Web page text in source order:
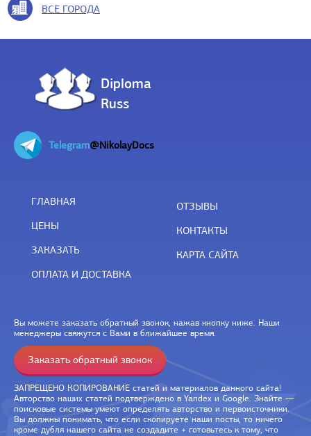
ВСЕ ГОРОДА
Diploma
Russ
Telegram@NikolayDocs
ГЛАВНАЯ
ЦЕНЫ
ЗАКАЗАТЬ
ОПЛАТА И ДОСТАВКА
ОТЗЫВЫ
КОНТАКТЫ
КАРТА САЙТА
Вы можете заказать обратный звонок, нажав кнопку ниже. Наши
менеджеры свяжутся с Вами в ближайшее время.
Заказать обратный звонок
ЗАПРЕЩЕНО КОПИРОВАНИЕ статей и материалов данного сайта!
Авторство наших статей подтверждено в Yandex и Google. Знайте —
поисковые системы умеют определять авторство и первоисточники.
Вы должны понимать, что если скопируете наши посты, то ничего
кроме дубля нашего сайта не создадите + готовьтесь к тому, что